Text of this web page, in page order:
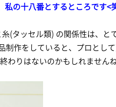
の十八番とするところです<
(タッセル類) の関係性は、と
作をしていると、プロとし
りはないのかもしれませんね